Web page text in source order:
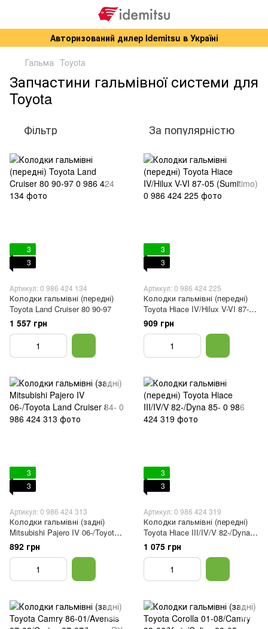
Авторизований дилер Idemitsu в Україні
Гальма Toyota
Запчастини гальмівної системи для
Toyota
Фільтр За популярністю
3
3
Артикул: 0 986 424 134
Колодки гальмівні (передні)
Toyota Land Cruiser 80 90-97
1 557 грн
3
3
Артикул: 0 986 424 225
Колодки гальмівні (передні)
Toyota Hiace IV/Hilux V-VI 87-05
(Sumitimo)
909 грн
3
3
Артикул: 0 986 424 313
Колодки гальмівні (задні)
Mitsubishi Pajero IV 06-/Toyota
Land Cruiser 84-
892 грн
3
3
Артикул: 0 986 424 319
Колодки гальмівні (передні)
Toyota Hiace III/IV/V 82-/Dyna
85-
1 075 грн